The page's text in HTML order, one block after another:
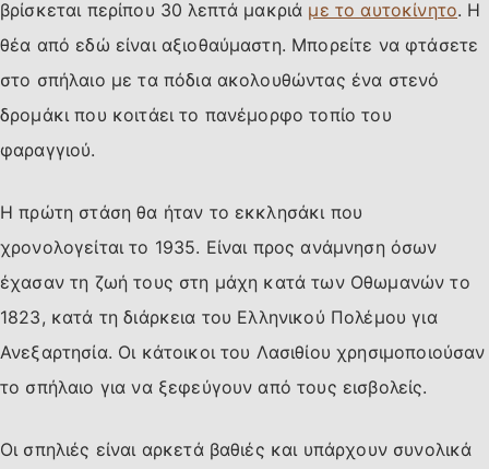
βρίσκεται περίπου 30 λεπτά μακριά με το αυτοκίνητο. Η
θέα από εδώ είναι αξιοθαύμαστη. Μπορείτε να φτάσετε
στο σπήλαιο με τα πόδια ακολουθώντας ένα στενό
δρομάκι που κοιτάει το πανέμορφο τοπίο του
φαραγγιού.
Η πρώτη στάση θα ήταν το εκκλησάκι που
χρονολογείται το 1935. Είναι προς ανάμνηση όσων
έχασαν τη ζωή τους στη μάχη κατά των Οθωμανών το
1823, κατά τη διάρκεια του Ελληνικού Πολέμου για
Ανεξαρτησία. Οι κάτοικοι του Λασιθίου χρησιμοποιούσαν
το σπήλαιο για να ξεφεύγουν από τους εισβολείς.
Οι σπηλιές είναι αρκετά βαθιές και υπάρχουν συνολικά